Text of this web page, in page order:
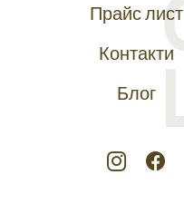
Прайс лист
Контакти
Блог